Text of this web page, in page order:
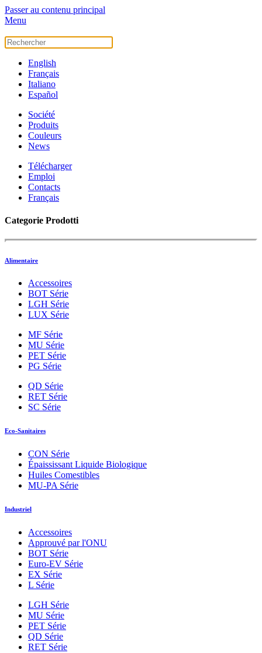
Passer au contenu principal
Menu
English
Français
Italiano
Español
Société
Produits
Couleurs
News
Télécharger
Emploi
Contacts
Français
Categorie Prodotti
Alimentaire
Accessoires
BOT Série
LGH Série
LUX Série
MF Série
MU Série
PET Série
PG Série
QD Série
RET Série
SC Série
Eco-Sanitaires
CON Série
Épaississant Liquide Biologique
Huiles Comestibles
MU-PA Série
Industriel
Accessoires
Approuvé par l'ONU
BOT Série
Euro-EV Série
EX Série
L Série
LGH Série
MU Série
PET Série
QD Série
RET Série